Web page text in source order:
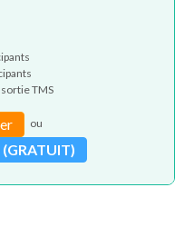
TMS
ou